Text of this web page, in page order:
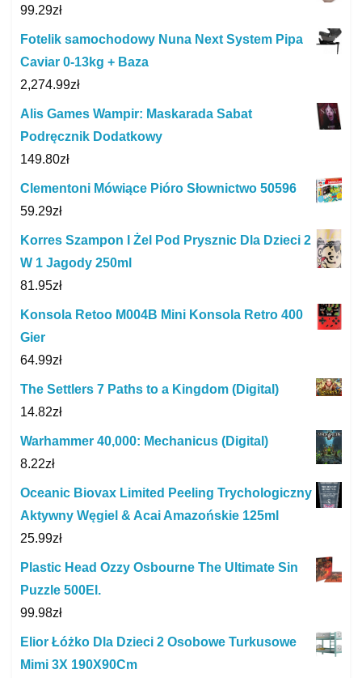
99.29zł
Fotelik samochodowy Nuna Next System Pipa
Caviar 0-13kg + Baza
2,274.99zł
Alis Games Wampir: Maskarada Sabat
Podręcznik Dodatkowy
149.80zł
Clementoni Mówiące Pióro Słownictwo 50596
59.29zł
Korres Szampon I Żel Pod Prysznic Dla Dzieci 2
W 1 Jagody 250ml
81.95zł
Konsola Retoo M004B Mini Konsola Retro 400
Gier
64.99zł
The Settlers 7 Paths to a Kingdom (Digital)
14.82zł
Warhammer 40,000: Mechanicus (Digital)
8.22zł
Oceanic Biovax Limited Peeling Trychologiczny
Aktywny Węgiel & Acai Amazońskie 125ml
25.99zł
Plastic Head Ozzy Osbourne The Ultimate Sin
Puzzle 500El.
99.98zł
Elior Łóżko Dla Dzieci 2 Osobowe Turkusowe
Mimi 3X 190X90Cm